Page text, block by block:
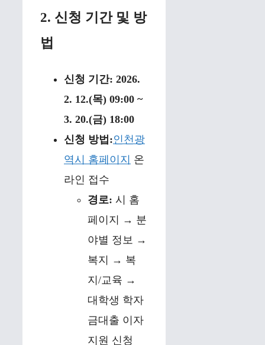
2. 신청 기간 및 방
법
신청 기간: 2026.
2. 12.(목) 09:00 ~
3. 20.(금) 18:00
신청 방법:인천광
역시 홈페이지 온
라인 접수
경로: 시 홈
페이지 → 분
야별 정보 →
복지 → 복
지/교육 →
대학생 학자
금대출 이자
지원 신청